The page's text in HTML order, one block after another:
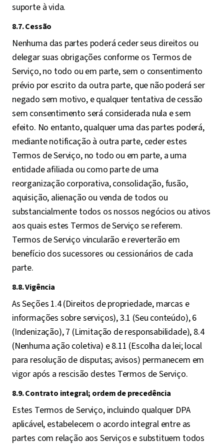
suporte à vida.
8.7. Cessão
Nenhuma das partes poderá ceder seus direitos ou
delegar suas obrigações conforme os Termos de
Serviço, no todo ou em parte, sem o consentimento
prévio por escrito da outra parte, que não poderá ser
negado sem motivo, e qualquer tentativa de cessão
sem consentimento será considerada nula e sem
efeito. No entanto, qualquer uma das partes poderá,
mediante notificação à outra parte, ceder estes
Termos de Serviço, no todo ou em parte, a uma
entidade afiliada ou como parte de uma
reorganização corporativa, consolidação, fusão,
aquisição, alienação ou venda de todos ou
substancialmente todos os nossos negócios ou ativos
aos quais estes Termos de Serviço se referem.
Termos de Serviço vincularão e reverterão em
benefício dos sucessores ou cessionários de cada
parte.
8.8. Vigência
As Seções 1.4 (Direitos de propriedade, marcas e
informações sobre serviços), 3.1 (Seu conteúdo), 6
(Indenização), 7 (Limitação de responsabilidade), 8.4
(Nenhuma ação coletiva) e 8.11 (Escolha da lei; local
para resolução de disputas; avisos) permanecem em
vigor após a rescisão destes Termos de Serviço.
8.9. Contrato integral; ordem de precedência
Estes Termos de Serviço, incluindo qualquer DPA
aplicável, estabelecem o acordo integral entre as
partes com relação aos Serviços e substituem todos